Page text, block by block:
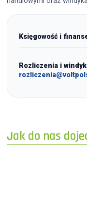
Księgowość i
Rozliczenia i
Jak do nas